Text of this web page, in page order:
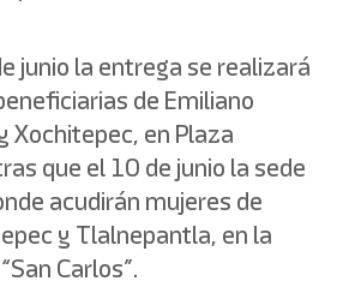
junio la entrega se realizará
de Emiliano
Xochitepec, en Plaza
que el 10 de junio la sede
acudirán mujeres de
y Tlalnepantla, en la
Carlos”.